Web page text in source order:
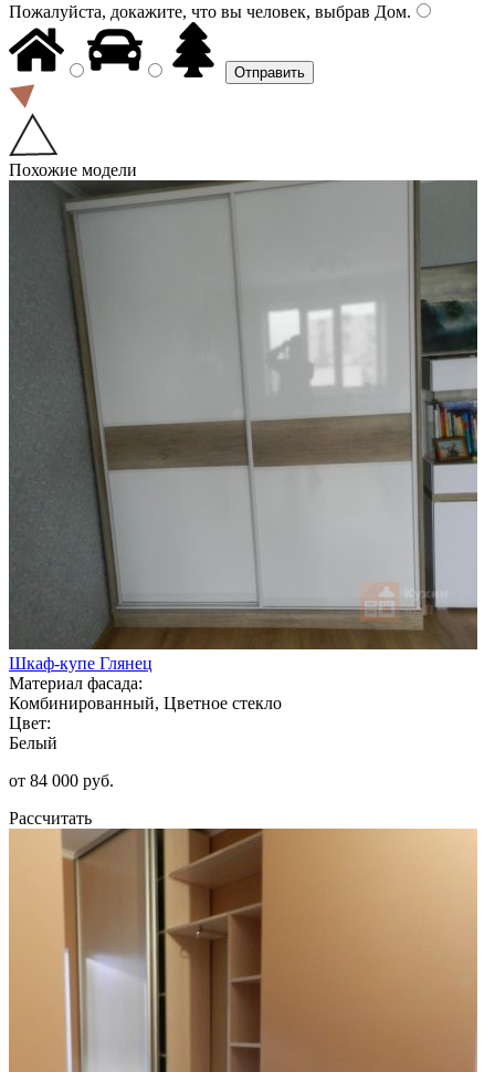
Пожалуйста, докажите, что вы человек, выбрав Дом.
Похожие модели
Шкаф-купе Глянец
Материал фасада:
Комбинированный, Цветное стекло
Цвет:
Белый
от 84 000 руб.
Рассчитать